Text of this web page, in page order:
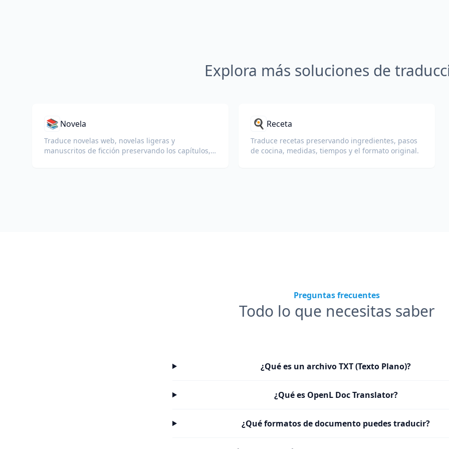
Explora más soluciones de
📚 Novela
Traduce novelas web, novelas ligeras y
manuscritos de ficción preservando los capítulos,
🍳 Receta
Traduce recetas preservando ingredientes, pasos
de cocina, medidas, tiempos y el formato original.
Preguntas frecuentes
Todo lo que necesitas saber
¿Qué es un archivo TXT (Texto Plano)?
¿Qué es OpenL Doc Translator?
¿Qué formatos de documento puedes traducir?